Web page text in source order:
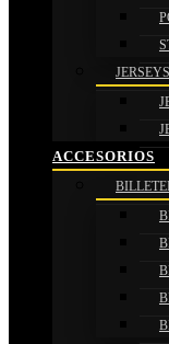
JERSEYS
ACCESORIOS